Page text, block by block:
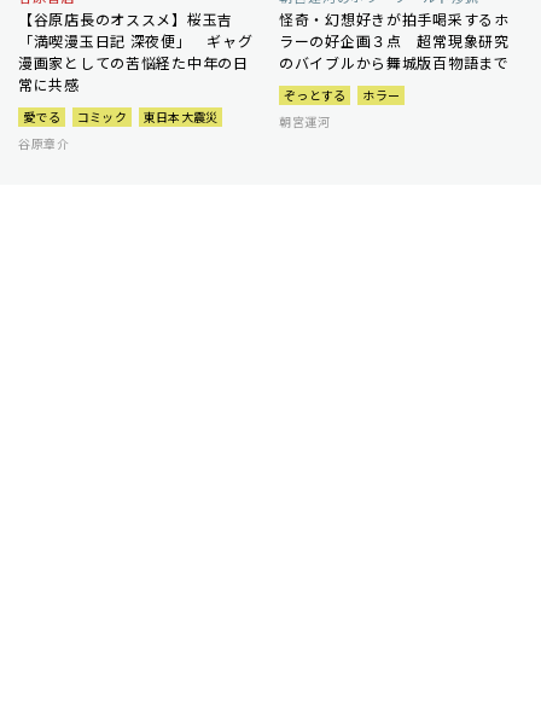
【谷原店長のオススメ】桜玉吉
「満喫漫玉日記 深夜便」 ギャグ
漫画家としての苦悩経た中年の日
常に共感
愛でる コミック
東日本大震災
谷原章介
怪奇・幻想好きが拍手喝采するホ
ラーの好企画３点 超常現象研究
のバイブルから舞城版百物語まで
ぞっとする
ホラー
朝宮運河